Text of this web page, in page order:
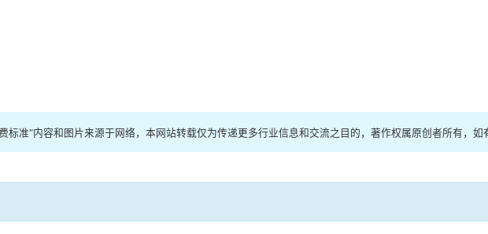
准"内容和图片来源于网络，本网站转载仅为传递更多行业信息和交流之目的，著作权属原创者所有，如